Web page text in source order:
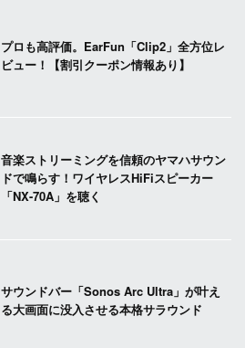
プロも高評価。EarFun「Clip2」全方位レ
ビュー！【割引クーポン情報あり】
音楽ストリーミングを信頼のヤマハサウン
ドで鳴らす！ワイヤレスHiFiスピーカー
「NX-70A」を聴く
サウンドバー「Sonos Arc Ultra」が叶え
る大画面に没入させる本格サラウンド